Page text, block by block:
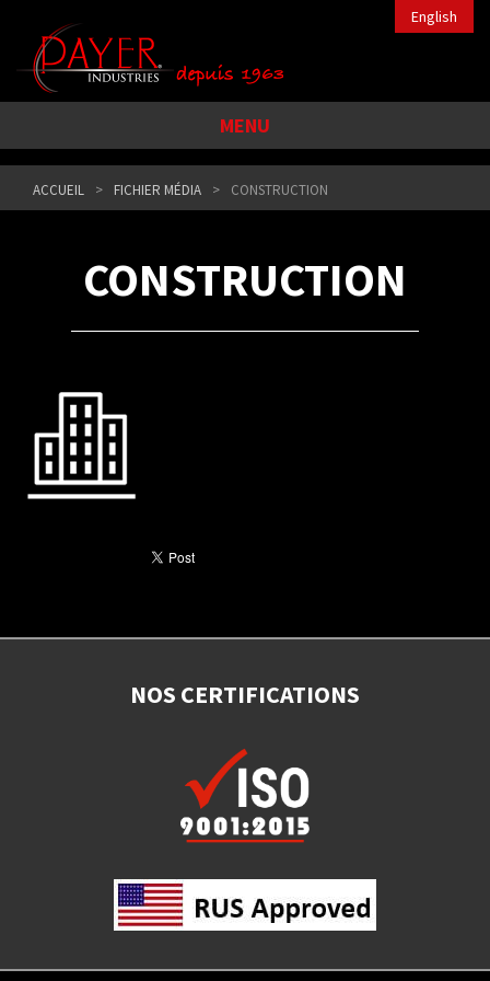
English
MENU
ACCUEIL FICHIER MÉDIA CONSTRUCTION
CONSTRUCTION
NOS CERTIFICATIONS